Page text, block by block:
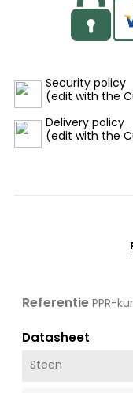
Security policy
(edit with the
Delivery policy
(edit with the
Referentie PPR-
Datasheet
Steen